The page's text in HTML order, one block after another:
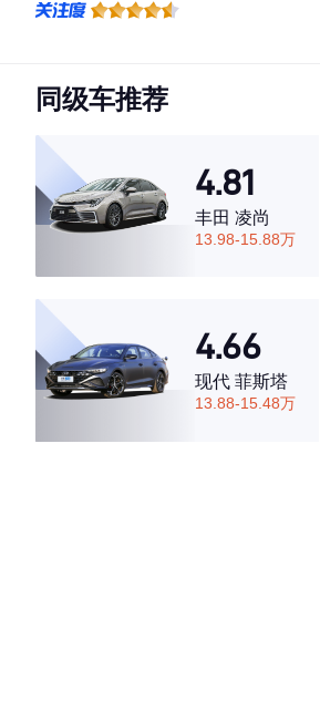
·空间表现较为优秀，优于84%同级车
同级车推荐
4.81
丰田 凌尚
13.98-15.88万
4.66
现代 菲斯塔
13.88-15.48万